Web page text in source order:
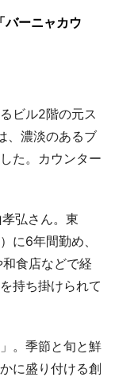
バーニャカウ
ビル2階の元ス
、濃淡のあるブ
た。カウンター
弘さん。東
に6年間勤め、
食店などで経
持ち掛けられて
。季節と旬と鮮
に盛り付ける創